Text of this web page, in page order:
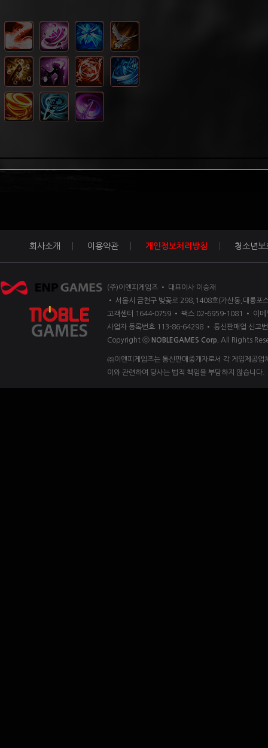
회사소개 이용약관 개인정보처리방침 청소년보
(주)이엔피게임즈 • 대표이사 이승재
• 서울시 금천구 벚꽃로 298,1408호(가산동,대륭포
고객센터 1644-0759 • 팩스 02-6959-1081 • 이
사업자 등록번호 113-86-64298 • 통신판매업 신고
Copyright ⓒ NOBLEGAMES Corp. All Rights
㈜이엔피게임즈는 통신판매중개자로서 각 게임제공
이와 관련하여 당사는 법적 책임을 부담하지 않습니다.